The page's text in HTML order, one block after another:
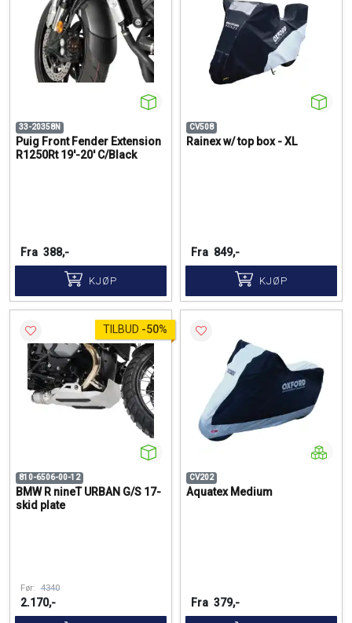
33-20358N
Puig Front Fender Extension
R1250Rt 19'-20' C/Black
Fra 388,-
KJØP
CV508
Rainex w/ top box - XL
Fra 849,-
KJØP
TILBUD -50%
810-6506-00-12
BMW R nineT URBAN G/S 17-
skid plate
Før: 4340
2.170,-
CV202
Aquatex Medium
Fra 379,-